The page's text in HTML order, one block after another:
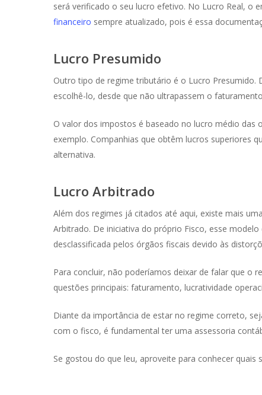
será verificado o seu lucro efetivo. No Lucro Real, o
financeiro sempre atualizado, pois é essa
Lucro Presumido
Outro tipo de regime tributário é o Lucro Presumido.
escolhê-lo, desde que não ultrapassem o
O valor dos impostos é baseado no lucro médio das
exemplo. Companhias que obtêm lucros superiores
alternativa.
Lucro Arbitrado
Além dos regimes já citados até aqui, existe mais
Arbitrado. De iniciativa do próprio Fisco, esse
desclassificada pelos órgãos fiscais devido às
Para concluir, não poderíamos deixar de falar que o
questões principais: faturamento, lucratividade
Diante da importância de estar no regime correto,
com o fisco, é fundamental ter uma assessoria
Se gostou do que leu, aproveite para conhecer quais